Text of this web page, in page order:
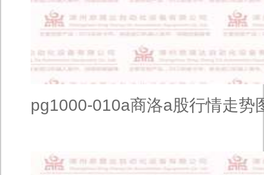
pg1000-010a商洛a股行情走势